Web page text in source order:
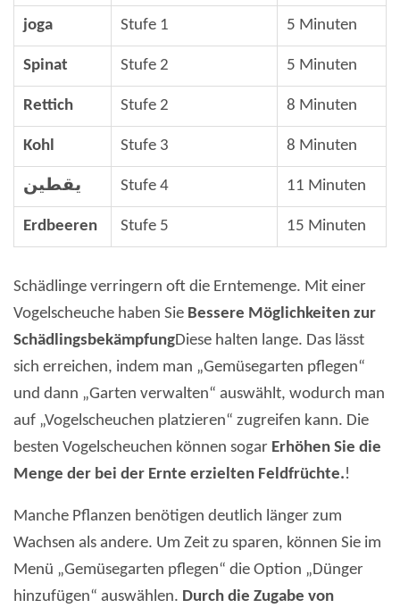
joga Stufe 1 5 Minuten
Spinat Stufe 2 5 Minuten
Rettich Stufe 2 8 Minuten
Kohl Stufe 3 8 Minuten
يقطين Stufe 4 11 Minuten
Erdbeeren Stufe 5 15 Minuten
Schädlinge verringern oft die Erntemenge. Mit einer
Vogelscheuche haben Sie Bessere Möglichkeiten zur
SchädlingsbekämpfungDiese halten lange. Das lässt
sich erreichen, indem man „Gemüsegarten pflegen“
und dann „Garten verwalten“ auswählt, wodurch man
auf „Vogelscheuchen platzieren“ zugreifen kann. Die
besten Vogelscheuchen können sogar Erhöhen Sie die
Menge der bei der Ernte erzielten Feldfrüchte.!
Manche Pflanzen benötigen deutlich länger zum
Wachsen als andere. Um Zeit zu sparen, können Sie im
Menü „Gemüsegarten pflegen“ die Option „Dünger
hinzufügen“ auswählen. Durch die Zugabe von